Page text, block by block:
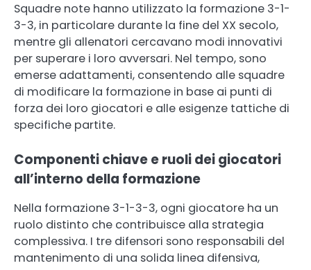
Squadre note hanno utilizzato la formazione 3-1-
3-3, in particolare durante la fine del XX secolo,
mentre gli allenatori cercavano modi innovativi
per superare i loro avversari. Nel tempo, sono
emerse adattamenti, consentendo alle squadre
di modificare la formazione in base ai punti di
forza dei loro giocatori e alle esigenze tattiche di
specifiche partite.
Componenti chiave e ruoli dei giocatori
all’interno della formazione
Nella formazione 3-1-3-3, ogni giocatore ha un
ruolo distinto che contribuisce alla strategia
complessiva. I tre difensori sono responsabili del
mantenimento di una solida linea difensiva,